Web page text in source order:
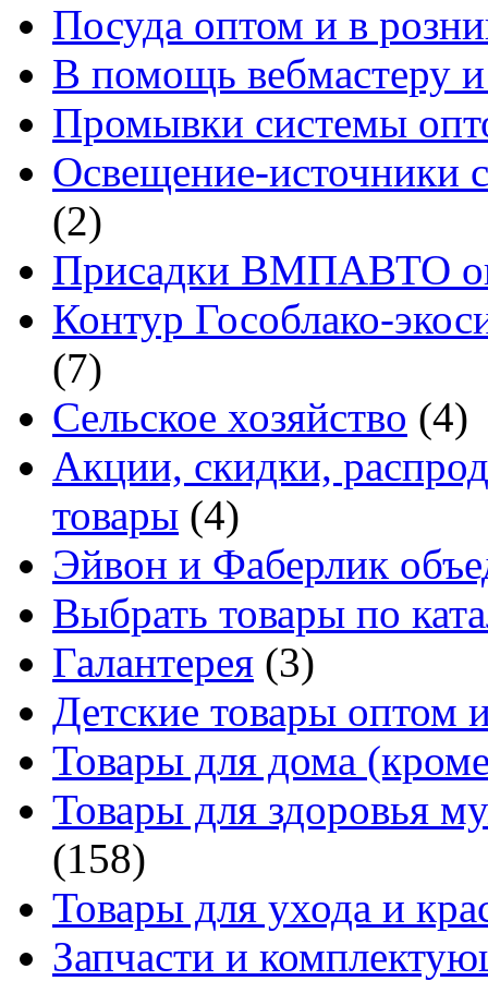
Посуда оптом и в
В помощь вебмастеру и
Промывки системы
Освещение-источники
(2)
Присадки ВМПАВТО
Контур Гособлако-
(7)
Сельское хозяйство (4)
Акции, скидки,
товары (4)
Эйвон и Фаберлик
Выбрать товары по
Галантерея (3)
Детские товары оптом
Товары для дома
Товары для здоровья
(158)
Товары для ухода и
Запчасти и